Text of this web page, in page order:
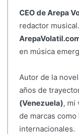
CEO de Arepa
redactor
en música
Autor de la
años de
(Venezuela), mi
de marcas como
internacionales.